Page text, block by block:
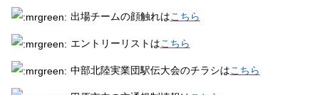
出場チームの顔触れはこちら
エントリーリストはこちら
中部北陸実業団駅伝大会のチラシはこちら